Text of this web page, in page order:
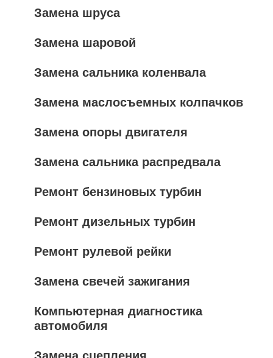
Замена шруса
Замена шаровой
Замена сальника коленвала
Замена маслосъемных колпачков
Замена опоры двигателя
Замена сальника распредвала
Ремонт бензиновых турбин
Ремонт дизельных турбин
Ремонт рулевой рейки
Замена свечей зажигания
Компьютерная диагностика
автомобиля